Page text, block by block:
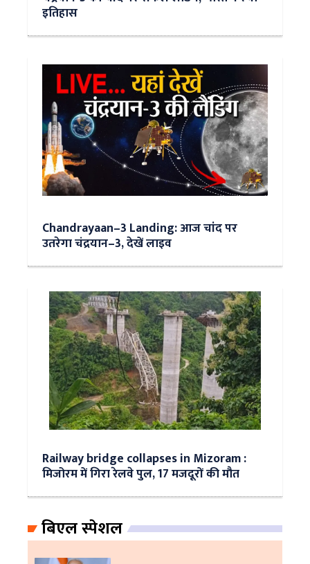
इतिहास
Chandrayaan–3 Landing: आज चांद पर
उतरेगा चंद्रयान–3, देखें लाइव
Railway bridge collapses in Mizoram :
मिजोरम में गिरा रेलवे पुल, 17 मजदूरों की मौत
बिएल स्पेशल